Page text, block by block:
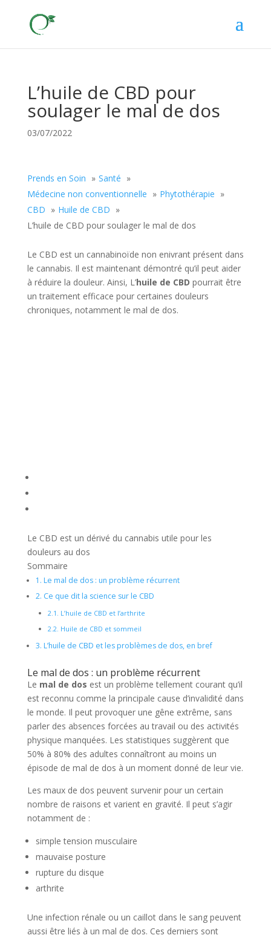
L’huile de CBD pour
soulager le mal de dos
03/07/2022
Prends en Soin
Santé
Médecine non conventionnelle
Phytothérapie
CBD
Huile de CBD
L’huile de CBD pour soulager le mal de dos
Le CBD est un cannabinoïde non enivrant présent dans
le cannabis. Il est maintenant démontré qu’il peut aider
à réduire la douleur. Ainsi, L’huile de CBD pourrait être
un traitement efficace pour certaines douleurs
chroniques, notamment le mal de dos.
Le CBD est un dérivé du cannabis utile pour les
douleurs au dos
Sommaire
1. Le mal de dos : un problème récurrent
2. Ce que dit la science sur le CBD
2.1. L’huile de CBD et l’arthrite
2.2. Huile de CBD et sommeil
3. L’huile de CBD et les problèmes de dos, en bref
Le mal de dos : un problème récurrent
Le mal de dos est un problème tellement courant qu’il
est reconnu comme la principale cause d’invalidité dans
le monde. Il peut provoquer une gêne extrême, sans
parler des absences forcées au travail ou des activités
physique manquées. Les statistiques suggèrent que
50% à 80% des adultes connaîtront au moins un
épisode de mal de dos à un moment donné de leur vie.
Les maux de dos peuvent survenir pour un certain
nombre de raisons et varient en gravité. Il peut s’agir
notamment de :
simple tension musculaire
mauvaise posture
rupture du disque
arthrite
Une infection rénale ou un caillot dans le sang peuvent
aussi être liés à un mal de dos. Ces derniers sont